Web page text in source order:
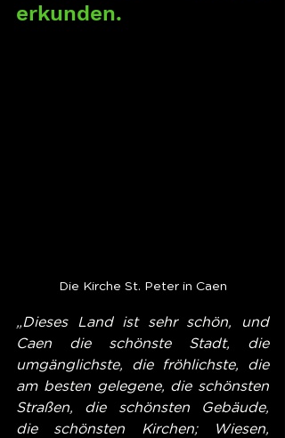
erkunden.
Die Kirche St. Peter in Caen
„Dieses Land ist sehr schön, und
Caen die schönste Stadt, die
umgänglichste, die fröhlichste, die
am besten gelegene, die schönsten
Straßen, die schönsten Gebäude,
die schönsten Kirchen; Wiesen,